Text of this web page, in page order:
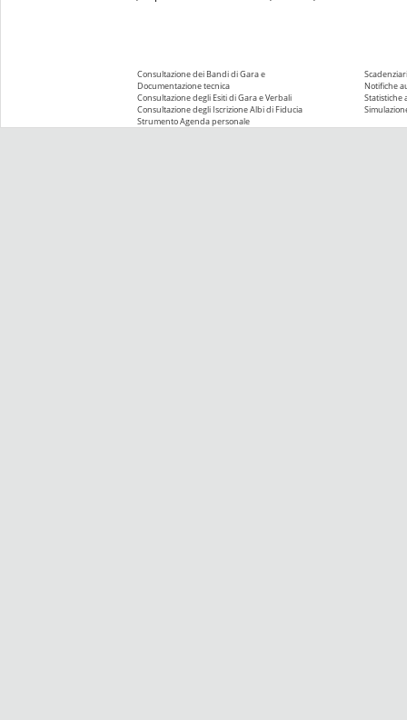
Consultazione dei Bandi di Gara e
Documentazione tecnica
Consultazione degli Esiti di Gara e Verbali
Consultazione degli Iscrizione Albi di Fiducia
Strumento Agenda personale
Notifiche
Statistiche